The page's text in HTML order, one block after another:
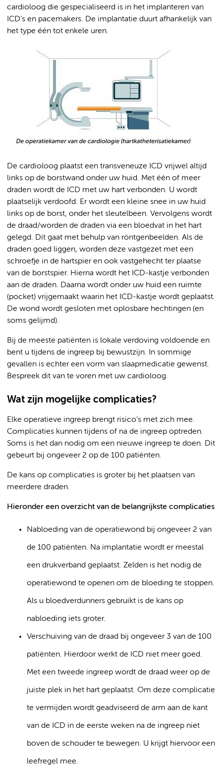
cardioloog die gespecialiseerd is in het implanteren van
ICD’s en pacemakers. De implantatie duurt afhankelijk van
het type één tot enkele uren.
De cardioloog plaatst een transveneuze ICD vrijwel altijd
links op de borstwand onder uw huid. Met één of meer
draden wordt de ICD met uw hart verbonden. U wordt
plaatselijk verdoofd. Er wordt een kleine snee in uw huid
links op de borst, onder het sleutelbeen. Vervolgens wordt
de draad/worden de draden via een bloedvat in het hart
gelegd. Dit gaat met behulp van röntgenbeelden. Als de
draden goed liggen, worden deze vastgezet met een
schroefje in de hartspier en ook vastgehecht ter plaatse
van de borstspier. Hierna wordt het ICD-kastje verbonden
aan de draden. Daarna wordt onder uw huid een ruimte
(pocket) vrijgemaakt waarin het ICD-kastje wordt geplaatst.
De wond wordt gesloten met oplosbare hechtingen (en
soms gelijmd).
Bij de meeste patiënten is lokale verdoving voldoende en
bent u tijdens de ingreep bij bewustzijn. In sommige
gevallen is echter een vorm van slaapmedicatie gewenst.
Bespreek dit van te voren met uw cardioloog.
Wat zijn mogelijke complicaties?
Elke operatieve ingreep brengt risico’s met zich mee.
Complicaties kunnen tijdens of na de ingreep optreden.
Soms is het dan nodig om een nieuwe ingreep te doen. Dit
gebeurt bij ongeveer 2 op de 100 patiënten.
De kans op complicaties is groter bij het plaatsen van
meerdere draden.
Hieronder een overzicht van de belangrijkste complicaties
Nabloeding van de operatiewond bij ongeveer 2 van
de 100 patiënten. Na implantatie wordt er meestal
een drukverband geplaatst. Zelden is het nodig de
operatiewond te openen om de bloeding te stoppen.
Als u bloedverdunners gebruikt is de kans op
nabloeding iets groter.
Verschuiving van de draad bij ongeveer 3 van de 100
patiënten. Hierdoor werkt de ICD niet meer goed.
Met een tweede ingreep wordt de draad weer op de
juiste plek in het hart geplaatst. Om deze complicatie
te vermijden wordt geadviseerd de arm aan de kant
van de ICD in de eerste weken na de ingreep niet
boven de schouder te bewegen. U krijgt hiervoor een
leefregel mee.